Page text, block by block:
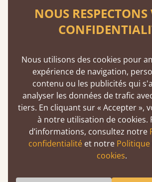
En savoir plus
Lits garantis 11 ans
Un délai à la mesure de notre
La qualité ne passe jamais à la
production. Contrairement à la
détaillants, nous pouvons prouver
Le souci du détail fait partie
NOUS RESPECTONS
Nous utilisons des cookies pour
expérience de navigation,
contenu ou les publicités qui
analyser les données de trafic
tiers. En cliquant sur « Accepter »,
à notre utilisation de cookies.
d’informations, consultez notre
confidentialitéet notre
cookies.